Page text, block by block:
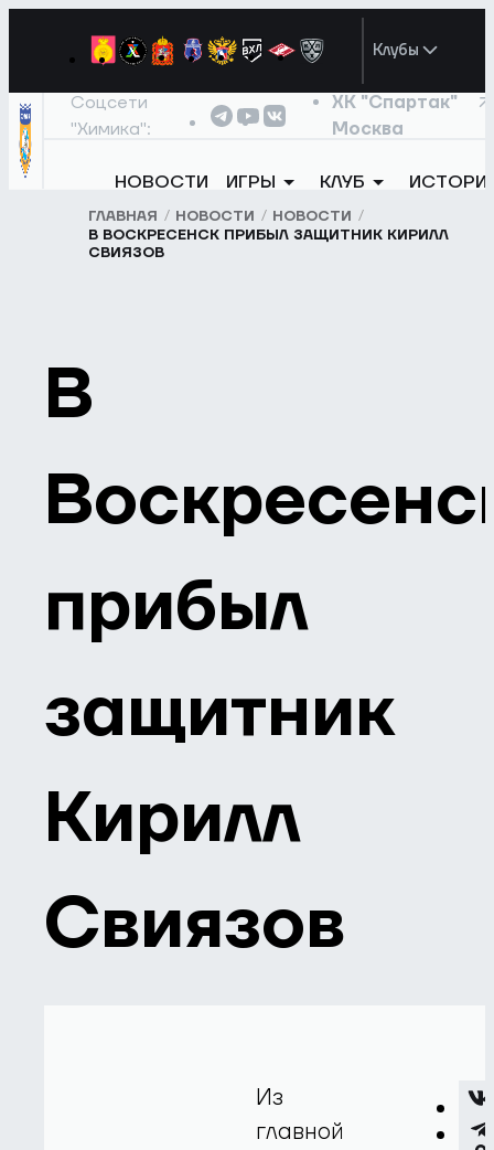
Клубы
Соцсети
"Химика":
ХК "Спартак"
Москва
НОВОСТИ ИГРЫ КЛУБ
ГЛАВНАЯ НОВОСТИ
НОВОСТИ
В ВОСКРЕСЕНСК ПРИБЫЛ ЗАЩИТНИК КИРИЛЛ
СВИЯЗОВ
В
прибыл
защитник
Кирилл
Свиязов
Из
главной